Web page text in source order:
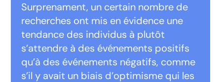
Surprenament, un certain nombre de
recherches ont mis en évidence une
tendance des individus à plutôt
s’attendre à des événements positifs
qu’à des événements négatifs, comme
s’il y avait un biais d’optimisme qui les